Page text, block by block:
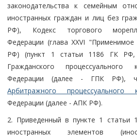
законодательства к семейным
иностранных граждан и лиц без
РФ), Кодекс торгового
Федерации (глава XXVI
РФ) (пункт 1 статьи 1186 ГК РФ,
Гражданского процессуального
Федерации (далее - ГПК РФ),
Арбитражного процессуального
Федерации (далее - АПК РФ).
2. Приведенный в пункте 1 статьи
иностранных элементов